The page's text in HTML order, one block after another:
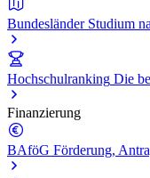
Bundesländer Studium
Hochschulranking Die
Finanzierung
BAföG Förderung,